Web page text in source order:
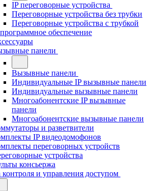
IP переговорные устройства
Переговорные устройства без трубки
Переговорные устройства с трубкой
обеспечение
панели
Вызывные панели
Индивидуальные IP вызывные панели
Индивидуальные вызывные панели
Многоабонентские IP вызывные
панели
Многоабонентские вызывные панели
и разветвители
IP видеодомофонов
переговорных устройств
устройства
консьержа
и управления доступом